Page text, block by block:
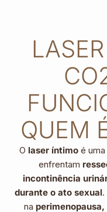
QUEM
O laser íntimoé uma
enfrentam
incontinência
durante o ato sexual
na